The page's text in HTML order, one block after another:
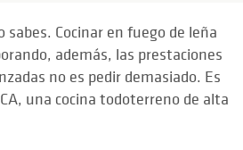
sabes. Cocinar en fuego de leña
además, las prestaciones
no es pedir demasiado. Es
una cocina todoterreno de alta